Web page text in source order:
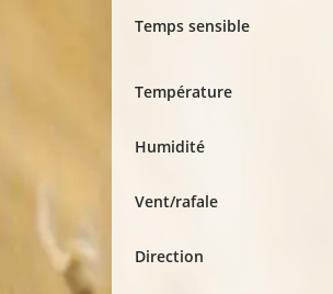
Temps sensible
Température
Humidité
Vent/rafale
Direction